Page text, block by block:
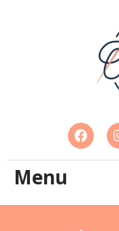
Menu